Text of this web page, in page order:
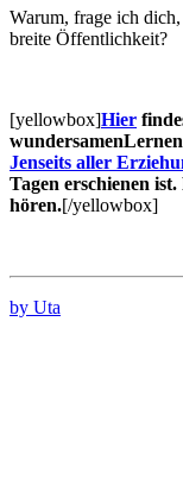
Warum, frage ich
breite Öffentlichkeit?
[yellowbox]Hier
Jenseits aller
Tagen erschienen
hören.[/yellowbox]
by Uta